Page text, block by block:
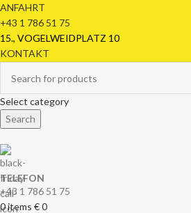
ANFAHRT
+43 1 786 51 75
15., VOGELWEIDPLATZ 10
KONTAKT
Select category
Search
TELEFON
+43 1 786 51 75
0items €0